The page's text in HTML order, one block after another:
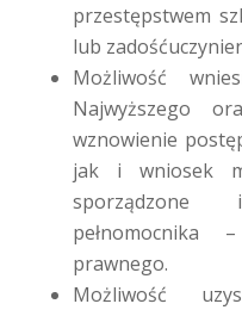
przestępstwem
lub
Możliwość
Najwyższego
wznowienie
jak i wniosek
prawnego.
Możliwość